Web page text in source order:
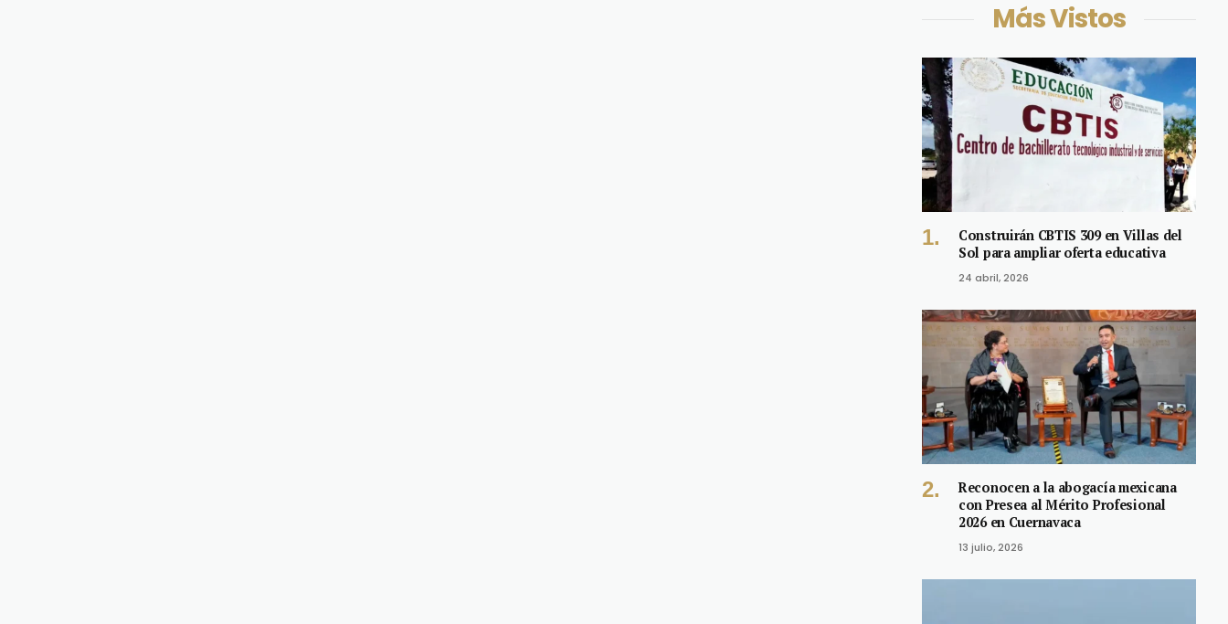
Más Vistos
Construirán CBTIS 309 en Villas del
Sol para ampliar oferta educativa
24 abril, 2026
Reconocen a la abogacía mexicana
con Presea al Mérito Profesional
2026 en Cuernavaca
13 julio, 2026